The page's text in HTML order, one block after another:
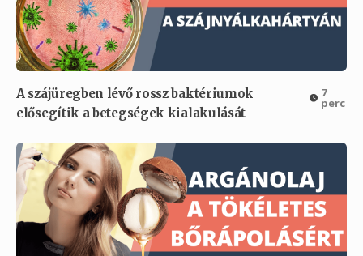
A szájüregben lévő rossz baktériumok
elősegítik a betegségek kialakulását
7
perc